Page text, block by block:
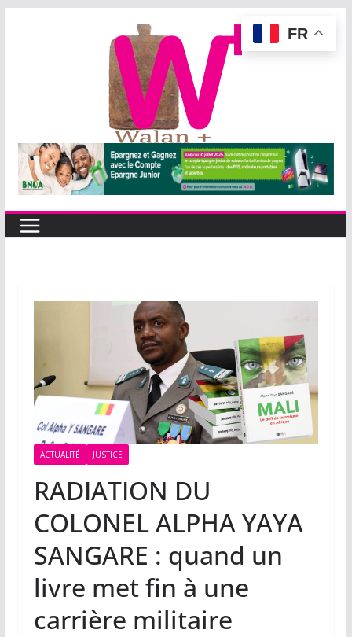
ACTUALITÉ JUSTICE
RADIATION DU
COLONEL ALPHA YAYA
SANGARE : quand un
livre met fin à une
carrière militaire
FR